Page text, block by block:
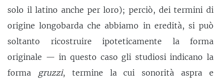
solo il latino anche per loro); perciò, dei termini di
origine longobarda che abbiamo in eredità, si può
soltanto ricostruire ipoteticamente la forma
originale — in questo caso gli studiosi indicano la
forma
gruzzi, termine la cui sonorità aspra e